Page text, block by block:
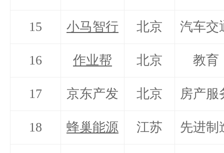
15 小马智行 北京 汽车交
16 作业帮 北京 教育
17 京东产发 北京 房产服
18 蜂巢能源 江苏 先进制